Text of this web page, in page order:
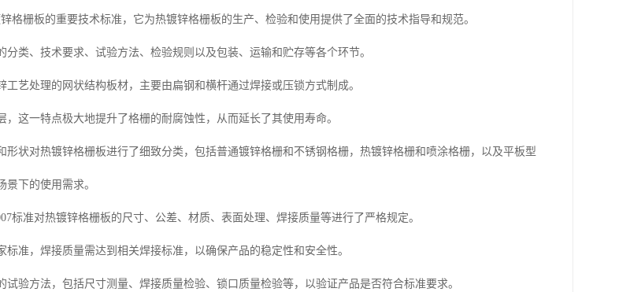
格栅板的重要技术标准，它为热镀锌格栅板的生产、检验和使用提供了全面的技术指导和规范。
类、技术要求、试验方法、检验规则以及包装、运输和贮存等各个环节。
艺处理的网状结构板材，主要由扁钢和横杆通过焊接或压锁方式制成。
这一特点极大地提升了格栅的耐腐蚀性，从而延长了其使用寿命。
形状对热镀锌格栅板进行了细致分类，包括普通镀锌格栅和不锈钢格栅，热镀锌格栅和喷涂格栅，以及平板型
下的使用需求。
标准对热镀锌格栅板的尺寸、公差、材质、表面处理、焊接质量等进行了严格规定。
准，焊接质量需达到相关焊接标准，以确保产品的稳定性和安全性。
试验方法，包括尺寸测量、焊接质量检验、锁口质量检验等，以验证产品是否符合标准要求。